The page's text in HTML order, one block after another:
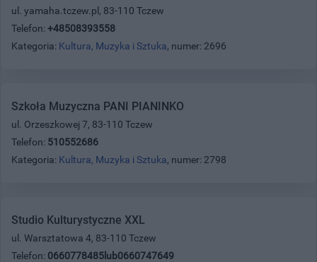
ul. yamaha.tczew.pl, 83-110 Tczew
Telefon: +48508393558
Kategoria: Kultura, Muzyka i Sztuka, numer: 2696
Szkoła Muzyczna PANI PIANINKO
ul. Orzeszkowej 7, 83-110 Tczew
Telefon: 510552686
Kategoria: Kultura, Muzyka i Sztuka, numer: 2798
Studio Kulturystyczne XXL
ul. Warsztatowa 4, 83-110 Tczew
Telefon: 0660778485lub0660747649